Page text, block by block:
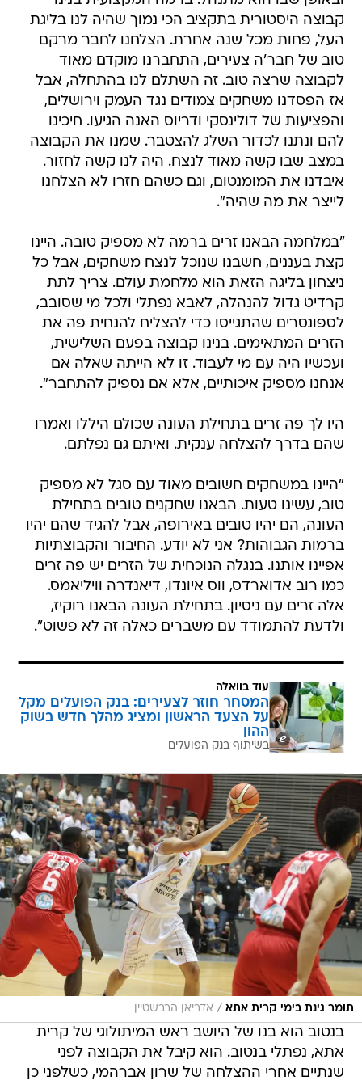
קבוצה היסטורית בתקציב הכי נמוך שהיה לנו בליגת
העל, פחות מכל שנה אחרת. הצלחנו לחבר מרקם
טוב של חבר'ה צעירים, התחברנו מוקדם מאוד
לקבוצה שרצה טוב. זה השתלם לנו בהתחלה, אבל
אז הפסדנו משחקים צמודים נגד העמק וירושלים,
והפציעות של דולינסקי ודריוס האנה הגיעו. חיכינו
להם ונתנו לכדור השלג להצטבר. שמנו את הקבוצה
במצב שבו קשה מאוד לנצח. היה לנו קשה לחזור.
איבדנו את המומנטום, וגם כשהם חזרו לא הצלחנו
לייצר את מה שהיה".
"במלחמה הבאנו זרים ברמה לא מספיק טובה. היינו
קצת בעננים, חשבנו שנוכל לנצח משחקים, אבל כל
ניצחון בליגה הזאת הוא מלחמת עולם. צריך לתת
קרדיט גדול להנהלה, לאבא נפתלי ולכל מי שסובב,
לספונסרים שהתגייסו כדי להצליח להנחית פה את
הזרים המתאימים. בנינו קבוצה בפעם השלישית,
ועכשיו היה עם מי לעבוד. זו לא הייתה שאלה אם
אנחנו מספיק איכותיים, אלא אם נספיק להתחבר".
היו לך פה זרים בתחילת העונה שכולם היללו ואמרו
שהם בדרך להצלחה ענקית. ואיתם גם נפלתם.
"היינו במשחקים חשובים מאוד עם סגל לא מספיק
טוב, עשינו טעות. הבאנו שחקנים טובים בתחילת
העונה, הם יהיו טובים באירופה, אבל להגיד שהם יהיו
ברמות הגבוהות? אני לא יודע. החיבור והקבוצתיות
אפיינו אותנו. בנגלה הנוכחית של הזרים יש פה זרים
כמו רוב אדוארדס, ווס איונדו, דיאנדרה וויליאמס.
אלה זרים עם ניסיון. בתחילת העונה הבאנו רוקיז,
ולדעת להתמודד עם משברים כאלה זה לא פשוט".
עוד בוואלה
המסחר חוזר לצעירים: בנק הפועלים מקל
על הצעד הראשון ומציג מהלך חדש בשוק
ההון
בשיתוף בנק הפועלים
תומר גינת בימי קרית אתא / אדריאן הרבשטיין
בנטוב הוא בנו של היושב ראש המיתולוגי של קרית
אתא, נפתלי בנטוב. הוא קיבל את הקבוצה לפני
שנתיים אחרי ההצלחה של שרון אברהמי, כשלפני כן